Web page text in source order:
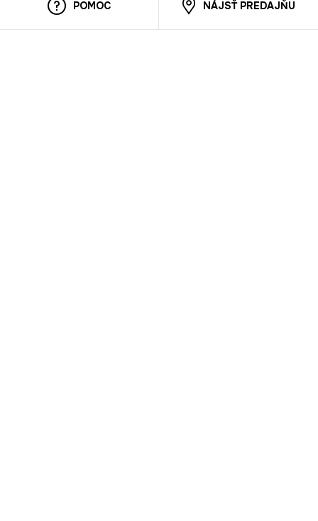
POMOC NÁJSŤ PREDAJŇU